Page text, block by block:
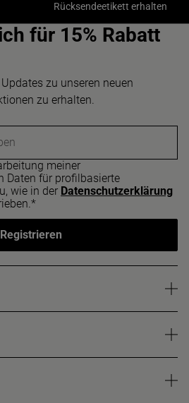
Rücksendeetikett erhalten
für 15% Rabatt
zu unseren neuen
zu erhalten.
meiner
Daten für profilbasierte
wie in der Datenschutzerklärung
Registrieren